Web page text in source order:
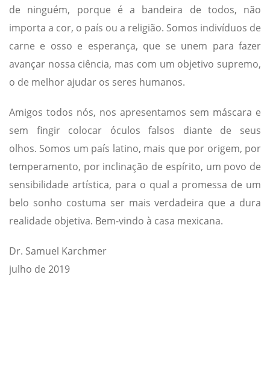
de ninguém, porque é a bandeira de todos, não
importa a cor, o país ou a religião. Somos indivíduos de
carne e osso e esperança, que se unem para fazer
avançar nossa ciência, mas com um objetivo supremo,
o de melhor ajudar os seres humanos.
Amigos todos nós, nos apresentamos sem máscara e
sem fingir colocar óculos falsos diante de seus
olhos. Somos um país latino, mais que por origem, por
temperamento, por inclinação de espírito, um povo de
sensibilidade artística, para o qual a promessa de um
belo sonho costuma ser mais verdadeira que a dura
realidade objetiva. Bem-vindo à casa mexicana.
Dr. Samuel Karchmer
julho de 2019